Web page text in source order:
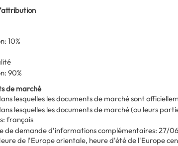
: 10%
: 90%
de marché
lesquelles les documents de marché sont
lesquelles les documents de marché (ou leurs
: français
de demande d’informations complémentaires: 27/
de l'Europe orientale, heure d'été de l'Europe